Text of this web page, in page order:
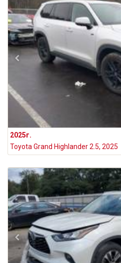
2025г.
Toyota Grand Highlander 2.5, 2025